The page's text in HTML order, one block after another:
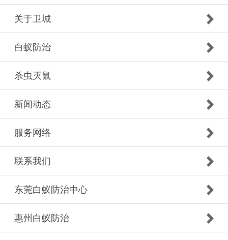
关于卫城
白蚁防治
杀虫灭鼠
新闻动态
服务网络
联系我们
东莞白蚁防治中心
惠州白蚁防治